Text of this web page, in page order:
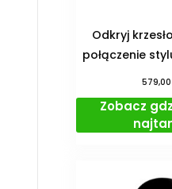
Odkryj
połączenie
Zobacz